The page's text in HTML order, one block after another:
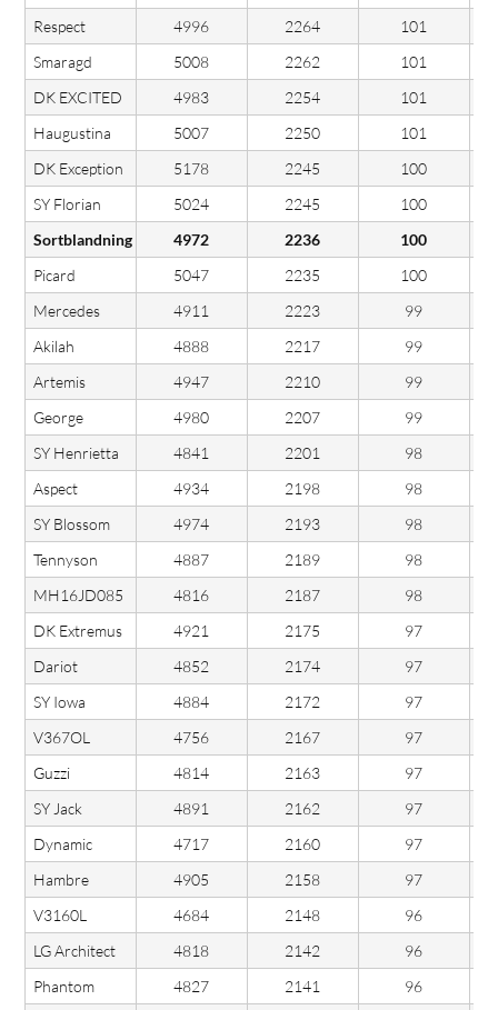
Respect
4996 2264
101
Smaragd
5008 2262
101
DK EXCITED
4983 2254
101
Haugustina
5007 2250
101
DK Exception
5178 2245
100
SY Florian
5024 2245
100
Sortblandning
4972 2236
100
Picard
5047 2235
100
Mercedes
4911 2223
99
Akilah
4888 2217
99
Artemis
4947 2210
99
George
4980 2207
99
SY Henrietta
4841 2201
98
Aspect
4934 2198
98
SY Blossom
4974 2193
98
Tennyson
4887 2189
98
MH16JD085
4816 2187
98
DK Extremus
4921 2175
97
Dariot
4852 2174
97
SY Iowa
4884 2172
97
V367OL
4756 2167
97
Guzzi
4814 2163
97
SY Jack
4891 2162
97
Dynamic
4717 2160
97
Hambre
4905 2158
97
V3160L
4684 2148
96
LG Architect
4818 2142
96
Phantom
4827 2141
96